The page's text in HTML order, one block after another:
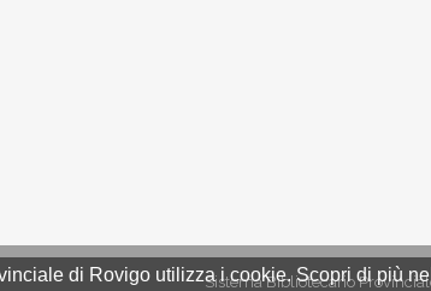
di Rovigo utilizza i cookie. Scopri di più
Sistema Bibliotecario